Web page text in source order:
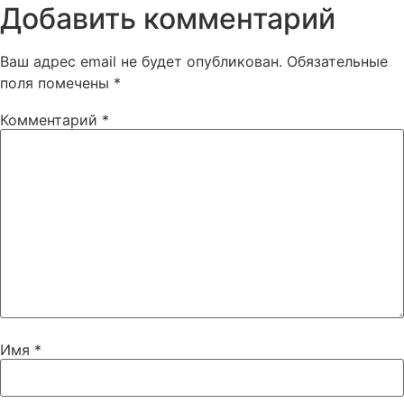
Добавить комментарий
Ваш адрес email не будет опубликован. Обязательные
поля помечены *
Комментарий *
Имя *